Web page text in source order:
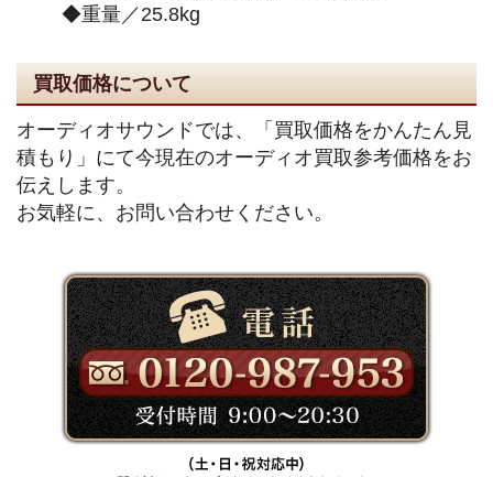
◆重量／25.8kg
買取価格について
オーディオサウンドでは、「買取価格をかんたん見
積もり」にて今現在のオーディオ買取参考価格をお
伝えします。
お気軽に、お問い合わせください。